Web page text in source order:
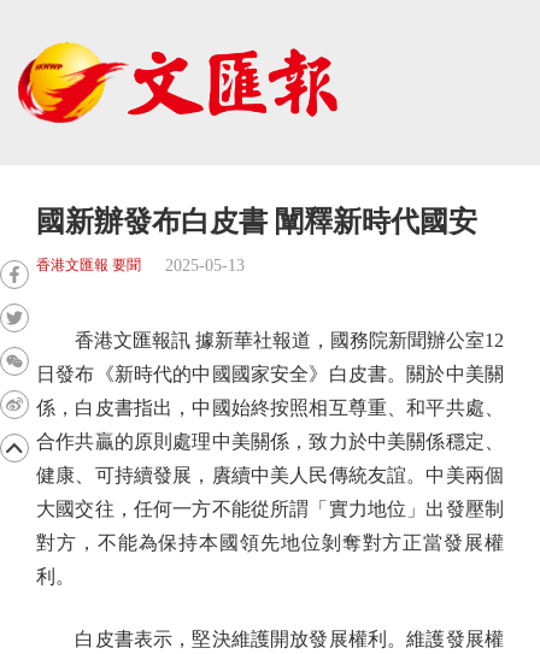
國新辦發布白皮書 闡釋新時代國安
香港文匯報 要聞 2025-05-13
香港文匯報訊 據新華社報道，國務院新聞辦公室12
日發布《新時代的中國國家安全》白皮書。關於中美關
係，白皮書指出，中國始終按照相互尊重、和平共處、
合作共贏的原則處理中美關係，致力於中美關係穩定、
健康、可持續發展，賡續中美人民傳統友誼。中美兩個
大國交往，任何一方不能從所謂「實力地位」出發壓制
對方，不能為保持本國領先地位剝奪對方正當發展權
利。
白皮書表示，堅決維護開放發展權利。維護發展權